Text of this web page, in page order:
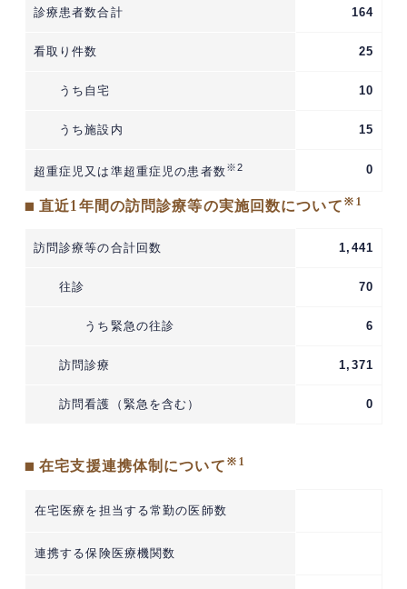
診療患者数合計 164
看取り件数 25
うち自宅 10
うち施設内 15
超重症児又は準超重症児の患者数※2 0
■ 直近1年間の訪問診療等の実施回数について※1
訪問診療等の合計回数 1,441
往診 70
うち緊急の往診 6
訪問診療 1,371
訪問看護（緊急を含む） 0
■ 在宅支援連携体制について※1
在宅医療を担当する常勤の医師数
連携する保険医療機関数